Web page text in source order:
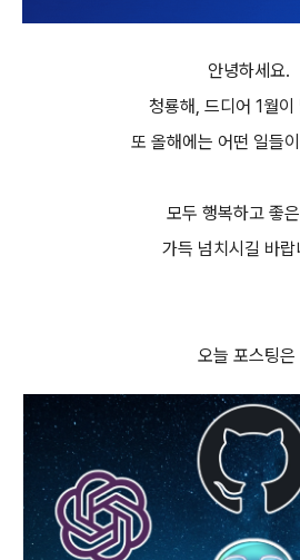
안녕하세요.
청룡해, 드디어 1월이
또 올해에는 어떤 일들
모두 행복하고 좋
가득 넘치시길 바랍
오늘 포스팅은